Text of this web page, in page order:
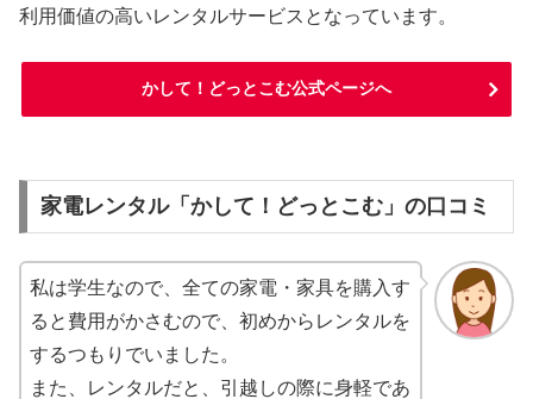
利用価値の高いレンタルサービスとなっています。
かして！どっとこむ公式ページへ
家電レンタル「かして！どっとこむ」の口コミ
私は学生なので、全ての家電・家具を購入す
ると費用がかさむので、初めからレンタルを
するつもりでいました。
また、レンタルだと、引越しの際に身軽であ